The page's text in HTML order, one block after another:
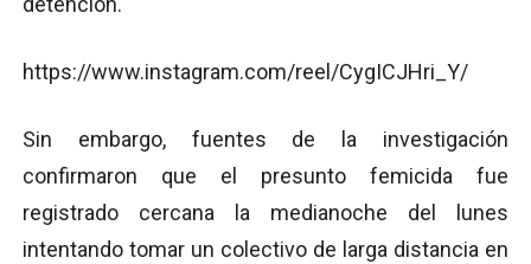
https://www.instagram.com/reel/CygICJHri_Y/
Sin embargo, fuentes de la investigación
confirmaron que el presunto femicida fue
registrado cercana la medianoche del lunes
intentando tomar un colectivo de larga distancia en